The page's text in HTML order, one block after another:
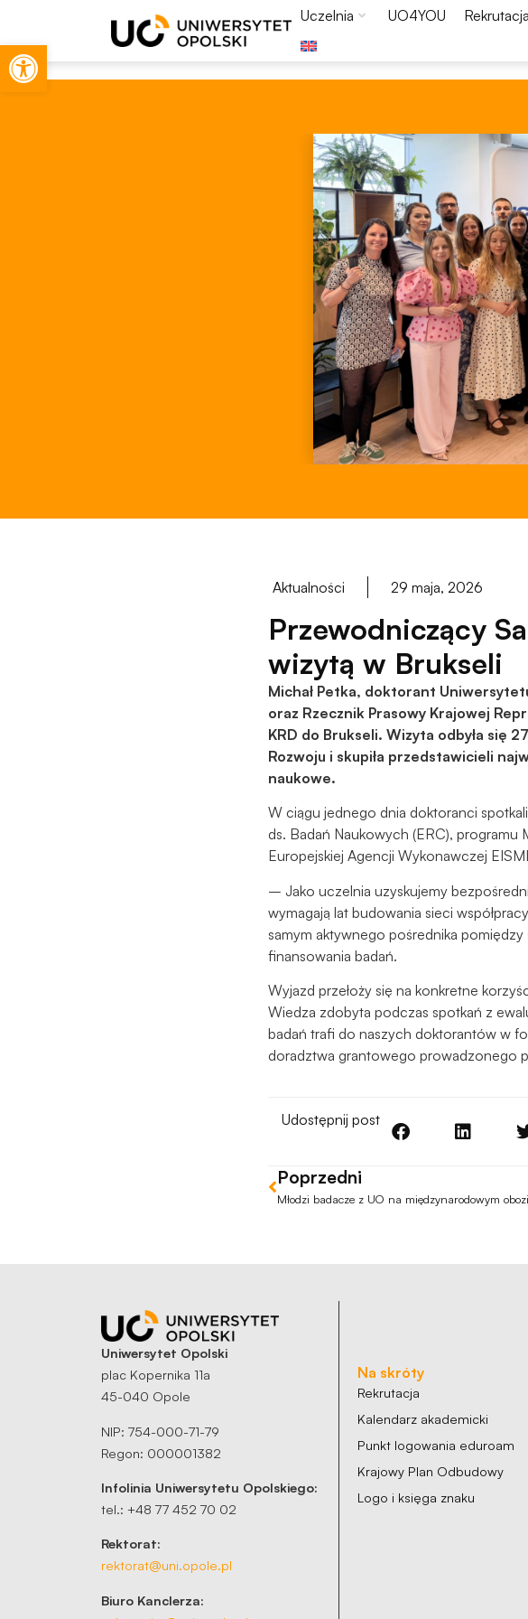
Otwórz pasek narzędzi
Uczelnia UO4YOU Rekrutacja
Aktualności 29 maja, 2026
Przewodniczący
wizytą w Brukseli
Michał Petka, doktorant
oraz Rzecznik Prasowy Krajowej
KRD do Brukseli. Wizyta odbyła się
Rozwoju i skupiła przedstawicieli
naukowe.
W ciągu jednego dnia doktoranci
ds. Badań Naukowych (ERC), programu
Europejskiej Agencji Wykonawczej
– Jako uczelnia uzyskujemy
wymagają lat budowania sieci
samym aktywnego pośrednika
finansowania badań.
Wyjazd przełoży się na konkretne
Wiedza zdobyta podczas spotkań z
badań trafi do naszych doktorantów w
doradztwa grantowego prowadzonego
Udostępnij post
Poprzedni
Uniwersytet Opolski
plac Kopernika 11a
45-040 Opole
NIP: 754-000-71-79
Regon: 000001382
Infolinia Uniwersytetu Opolskiego:
tel.: +48 77 452 70 02
Rektorat:
rektorat@uni.opole.pl
Biuro Kanclerza:
Na skróty
Rekrutacja
Kalendarz akademicki
Punkt logowania eduroam
Krajowy Plan Odbudowy
Logo i księga znaku